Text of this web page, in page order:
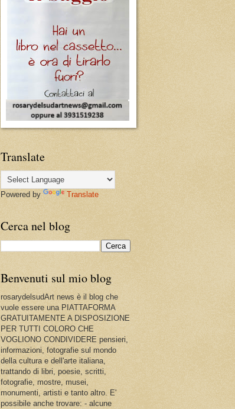
Translate
Powered by Translate
Cerca nel blog
Benvenuti sul mio blog
rosarydelsudArt news è il blog che
vuole essere una PIATTAFORMA
GRATUITAMENTE A DISPOSIZIONE
PER TUTTI COLORO CHE
VOGLIONO CONDIVIDERE pensieri,
informazioni, fotografie sul mondo
della cultura e dell'arte italiana,
trattando di libri, poesie, scritti,
fotografie, mostre, musei,
monumenti, artisti e tanto altro. E'
possibile anche trovare: - alcune